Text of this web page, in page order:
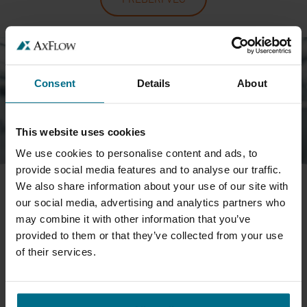
Consent Details About
This website uses cookies
We use cookies to personalise content and ads, to
provide social media features and to analyse our traffic.
We also share information about your use of our site with
our social media, advertising and analytics partners who
may combine it with other information that you’ve
provided to them or that they’ve collected from your use
of their services.
EVOLUTION X - NOVE MEMBRANSKE
ČRPALKE S POGONOM NA STISNJEN
ZRAK SANDPIPER
Učinkovitejše, zmogljivejše, enostavnejše za vzdrževanje: model